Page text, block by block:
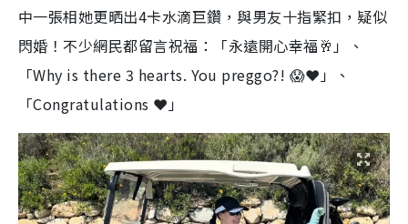
中一張相她更晒出4卡水滴巨鑽，與男友十指緊扣，疑似
閃婚！不少網民都留言祝福：「永遠開心幸福🥂」、
「Why is there 3 hearts. You preggo?! 😱❤️」、
「Congratulations ❤️」